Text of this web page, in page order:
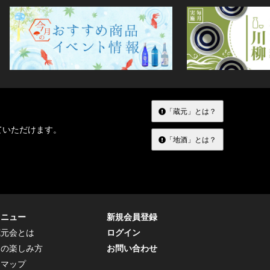
ただけます。
「蔵元」とは？
「地酒」とは？
ュー
会とは
楽しみ方
ップ
新規会員登録
ログイン
お問い合わせ